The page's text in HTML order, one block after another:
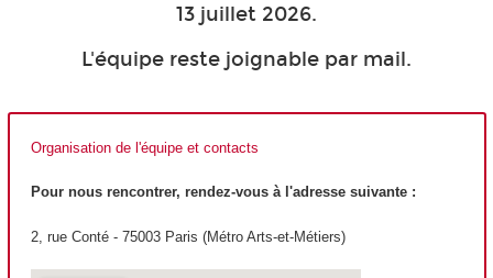
13 juillet 2026.
L'équipe reste joignable par mail.
Organisation de l'équipe et contacts
Pour nous rencontrer, rendez-vous à l'adresse suivante :
2, rue Conté - 75003 Paris (Métro Arts-et-Métiers)